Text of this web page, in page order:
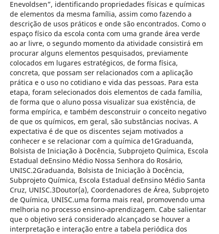
Enevoldsen”, identificando propriedades físicas e químicas
de elementos da mesma família, assim como fazendo a
descrição de usos práticos e onde são encontrados. Como o
espaço físico da escola conta com uma grande área verde
ao ar livre, o segundo momento da atividade consistirá em
procurar alguns elementos pesquisados, previamente
colocados em lugares estratégicos, de forma física,
concreta, que possam ser relacionados com a aplicação
prática e o uso no cotidiano e vida das pessoas. Para esta
etapa, foram selecionados dois elementos de cada família,
de forma que o aluno possa visualizar sua existência, de
forma empírica, e também desconstruir o conceito negativo
de que os químicos, em geral, são substâncias nocivas. A
expectativa é de que os discentes sejam motivados a
conhecer e se relacionar com a química de1Graduanda,
Bolsista de Iniciação à Docência, Subprojeto Química, Escola
Estadual deEnsino Médio Nossa Senhora do Rosário,
UNISC.2Graduanda, Bolsista de Iniciação à Docência,
Subprojeto Química, Escola Estadual deEnsino Médio Santa
Cruz, UNISC.3Doutor(a), Coordenadores de Área, Subprojeto
de Química, UNISC.uma forma mais real, promovendo uma
melhoria no processo ensino-aprendizagem. Cabe salientar
que o objetivo será considerado alcançado se houver a
interpretação e interação entre a tabela periódica dos